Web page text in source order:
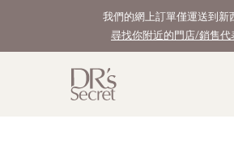
我們的網上訂單僅運送到新
尋找你附近的門店/銷售代